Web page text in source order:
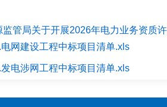
监管局关于开展2026年电力业务资质
电网建设工程中标项目清单.xls
发电涉网工程中标项目清单.xls